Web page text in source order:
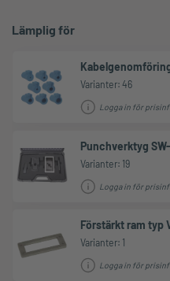
Lämplig för
Varianter: 46
Logga in för
Punchverktyg
Varianter: 19
Logga in för
Förstärkt ram typ
Varianter: 1
Logga in för